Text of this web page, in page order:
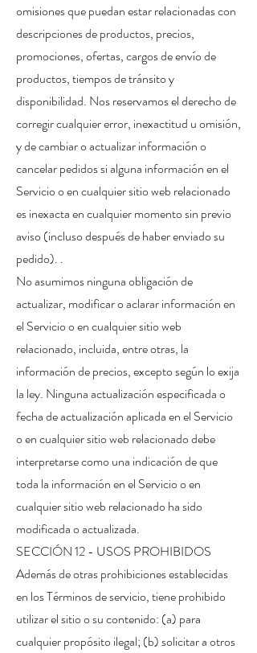
omisiones que puedan estar relacionadas con
descripciones de productos, precios,
promociones, ofertas, cargos de envío de
productos, tiempos de tránsito y
disponibilidad. Nos reservamos el derecho de
corregir cualquier error, inexactitud u omisión,
y de cambiar o actualizar información o
cancelar pedidos si alguna información en el
Servicio o en cualquier sitio web relacionado
es inexacta en cualquier momento sin previo
aviso (incluso después de haber enviado su
pedido). .
No asumimos ninguna obligación de
actualizar, modificar o aclarar información en
el Servicio o en cualquier sitio web
relacionado, incluida, entre otras, la
información de precios, excepto según lo exija
la ley. Ninguna actualización especificada o
fecha de actualización aplicada en el Servicio
o en cualquier sitio web relacionado debe
interpretarse como una indicación de que
toda la información en el Servicio o en
cualquier sitio web relacionado ha sido
modificada o actualizada.
SECCIÓN 12 - USOS PROHIBIDOS
Además de otras prohibiciones establecidas
en los Términos de servicio, tiene prohibido
utilizar el sitio o su contenido: (a) para
cualquier propósito ilegal; (b) solicitar a otros